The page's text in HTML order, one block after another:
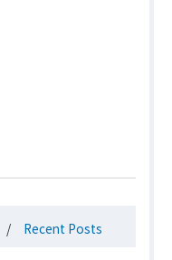
Recent Posts